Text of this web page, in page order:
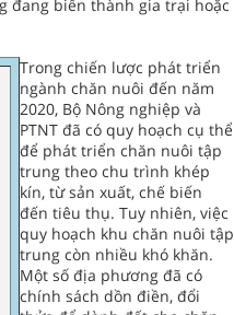
đang biến thành gia trại hoặc
Trong chiến lược phát triển
ngành chăn nuôi đến năm
2020, Bộ Nông nghiệp và
PTNT đã có quy hoạch cụ thể
để phát triển chăn nuôi tập
trung theo chu trình khép
kín, từ sản xuất, chế biến
đến tiêu thụ. Tuy nhiên, việc
quy hoạch khu chăn nuôi tập
trung còn nhiều khó khăn.
Một số địa phương đã có
chính sách dồn điền, đổi